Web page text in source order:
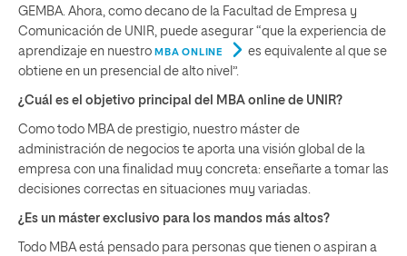
GEMBA. Ahora, como decano de la Facultad de Empresa y
Comunicación de UNIR, puede asegurar “que la experiencia de
aprendizaje en nuestro MBA ONLINE
es equivalente al que se
obtiene en un presencial de alto nivel”.
¿Cuál es el objetivo principal del MBA online de UNIR?
Como todo MBA de prestigio, nuestro máster de
administración de negocios te aporta una visión global de la
empresa con una finalidad muy concreta: enseñarte a tomar las
decisiones correctas en situaciones muy variadas.
¿Es un máster exclusivo para los mandos más altos?
Todo MBA está pensado para personas que tienen o aspiran a